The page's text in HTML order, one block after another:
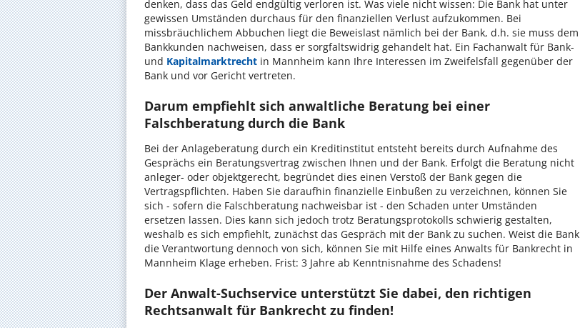
denken, dass das Geld endgültig verloren ist. Was viele nicht wissen: Die Bank hat unter
gewissen Umständen durchaus für den finanziellen Verlust aufzukommen. Bei
missbräuchlichem Abbuchen liegt die Beweislast nämlich bei der Bank, d.h. sie muss dem
Bankkunden nachweisen, dass er sorgfaltswidrig gehandelt hat. Ein Fachanwalt für Bank-
und Kapitalmarktrecht in Mannheim kann Ihre Interessen im Zweifelsfall gegenüber der
Bank und vor Gericht vertreten.
Darum empfiehlt sich anwaltliche Beratung bei einer
Falschberatung durch die Bank
Bei der Anlageberatung durch ein Kreditinstitut entsteht bereits durch Aufnahme des
Gesprächs ein Beratungsvertrag zwischen Ihnen und der Bank. Erfolgt die Beratung nicht
anleger- oder objektgerecht, begründet dies einen Verstoß der Bank gegen die
Vertragspflichten. Haben Sie daraufhin finanzielle Einbußen zu verzeichnen, können Sie
sich - sofern die Falschberatung nachweisbar ist - den Schaden unter Umständen
ersetzen lassen. Dies kann sich jedoch trotz Beratungsprotokolls schwierig gestalten,
weshalb es sich empfiehlt, zunächst das Gespräch mit der Bank zu suchen. Weist die Bank
die Verantwortung dennoch von sich, können Sie mit Hilfe eines Anwalts für Bankrecht in
Mannheim Klage erheben. Frist: 3 Jahre ab Kenntnisnahme des Schadens!
Der Anwalt-Suchservice unterstützt Sie dabei, den richtigen
Rechtsanwalt für Bankrecht zu finden!